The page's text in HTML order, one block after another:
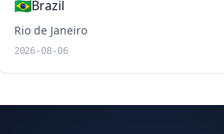
🇧🇷Brazil
Rio de Janeiro
2026-08-06